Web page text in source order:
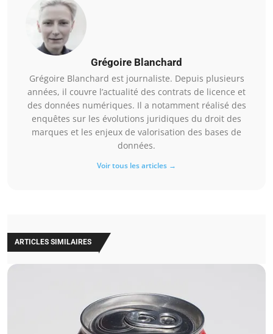
Grégoire Blanchard
Grégoire Blanchard est journaliste. Depuis plusieurs
années, il couvre l’actualité des contrats de licence et
des données numériques. Il a notamment réalisé des
enquêtes sur les évolutions juridiques du droit des
marques et les enjeux de valorisation des bases de
données.
Voir tous les articles →
ARTICLES SIMILAIRES